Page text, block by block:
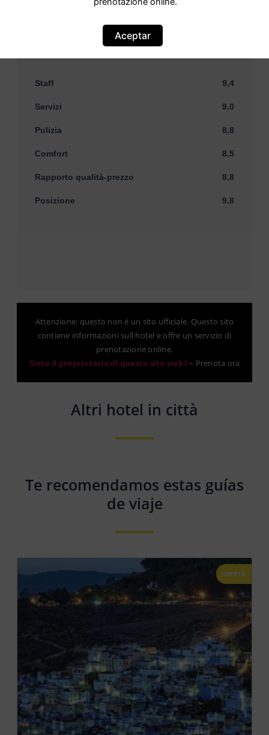
8,8 Favoloso · 12 recensioni
12 commenti
Staff 9,4
Servizi 9,0
Pulizia 8,8
Comfort 8,5
Rapporto qualità-prezzo 8,8
Posizione 9,8
Attenzione: questo non è un sito ufficiale. Questo sito
contiene informazioni sull hotel e offre un servizio di
prenotazione online.
Siete il proprietario di questo sito web?– Prenota ora
Altri hotel in città
Te recomendamos estas guías
de viaje
OFERTA
Aceptar